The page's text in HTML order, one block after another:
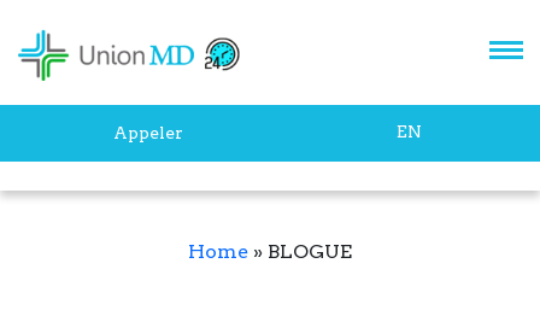
Appeler EN
Home » BLOGUE